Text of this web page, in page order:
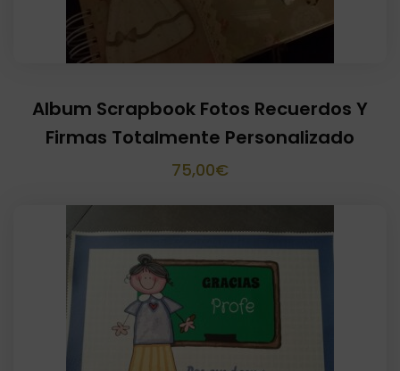
Album Scrapbook Fotos Recuerdos Y
Firmas Totalmente Personalizado
75,00€